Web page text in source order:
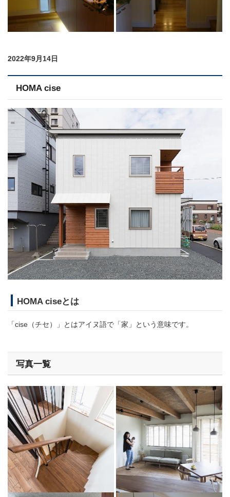
2022年9月14日
HOMA cise
HOMA ciseとは
「cise（チセ）」とはアイヌ語で「家」という意味です。
写真一覧